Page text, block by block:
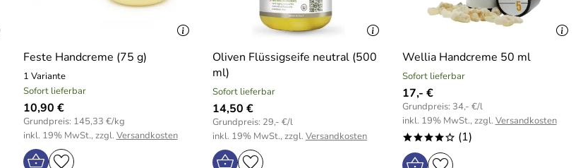
Feste Handcreme (75 g)
1 Variante
Sofort lieferbar
10,90 €
Grundpreis: 145,33 €/kg
inkl. 19% MwSt., zzgl. Versandkosten
Oliven Flüssigseife neutral (500
ml)
Sofort lieferbar
14,50 €
Grundpreis: 29,- €/l
inkl. 19% MwSt., zzgl. Versandkosten
Wellia Handcreme 50 ml
Sofort lieferbar
17,- €
Grundpreis: 34,- €/l
inkl. 19% MwSt., zzgl. Versandkosten
****o (1)